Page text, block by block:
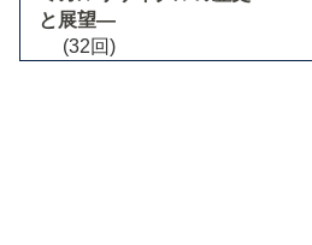
と展望―
(32回)